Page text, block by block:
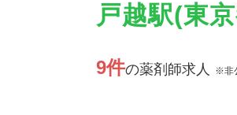
戸越駅(東
9件の薬剤師求人 ※非